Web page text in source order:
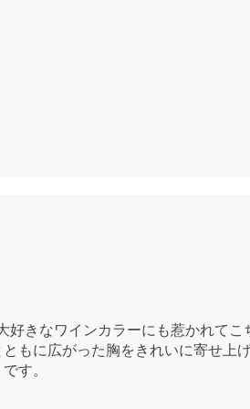
好きなワインカラーにも惹かれてこ
もに広がった胸をきれいに寄せ上
す。